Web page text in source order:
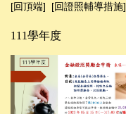
[回頂端] [回證照輔導措施]
111學年度